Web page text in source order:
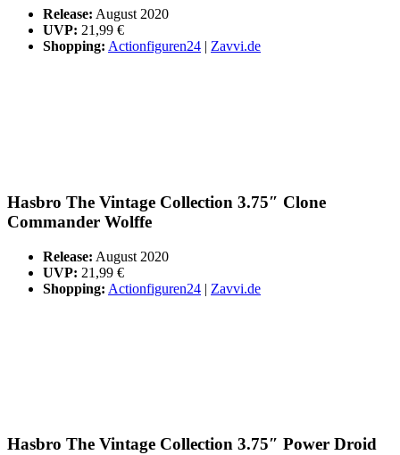
Release: August 2020
UVP: 21,99 €
Shopping: Actionfiguren24 | Zavvi.de
Hasbro The Vintage Collection 3.75″ Clone
Commander Wolffe
Release: August 2020
UVP: 21,99 €
Shopping: Actionfiguren24 | Zavvi.de
Hasbro The Vintage Collection 3.75″ Power Droid